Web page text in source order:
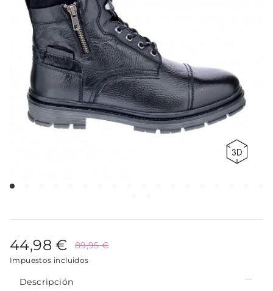
44,98 € 89,95 €
Impuestos incluidos
Descripción